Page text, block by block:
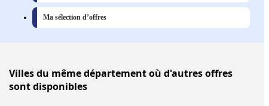
Ma sélection d’offres
Villesdu même département où d'autres offres
sont disponibles